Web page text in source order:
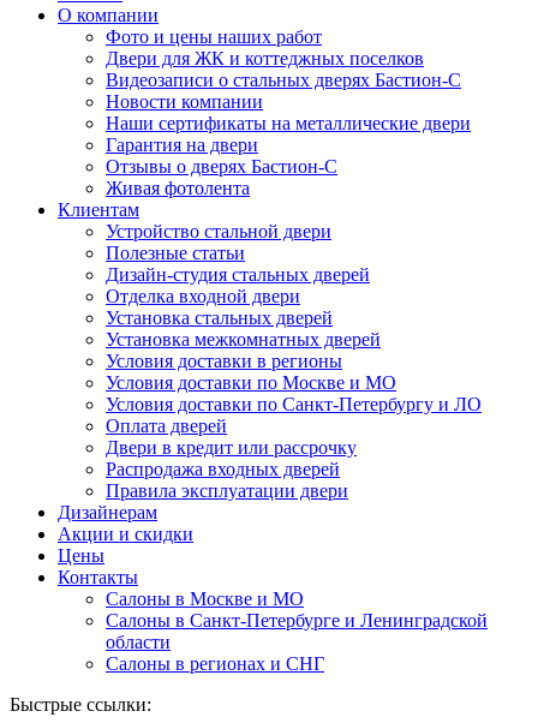
О компании
Фото и цены наших работ
Двери для ЖК и коттеджных поселков
Видеозаписи о стальных дверях Бастион-С
Новости компании
Наши сертификаты на металлические двери
Гарантия на двери
Отзывы о дверях Бастион-С
Живая фотолента
Клиентам
Устройство стальной двери
Полезные статьи
Дизайн-студия стальных дверей
Отделка входной двери
Установка стальных дверей
Установка межкомнатных дверей
Условия доставки в регионы
Условия доставки по Москве и МО
Условия доставки по Санкт-Петербургу и ЛО
Оплата дверей
Двери в кредит или рассрочку
Распродажа входных дверей
Правила эксплуатации двери
Дизайнерам
Акции и скидки
Цены
Контакты
Салоны в Москве и МО
Салоны в Санкт-Петербурге и Ленинградской
области
Салоны в регионах и СНГ
Быстрые ссылки: